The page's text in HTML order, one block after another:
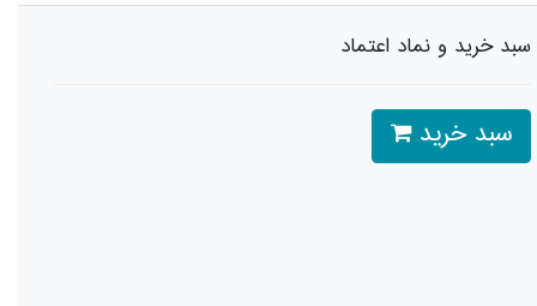
سبد خرید و نماد اعتماد
سبد خرید